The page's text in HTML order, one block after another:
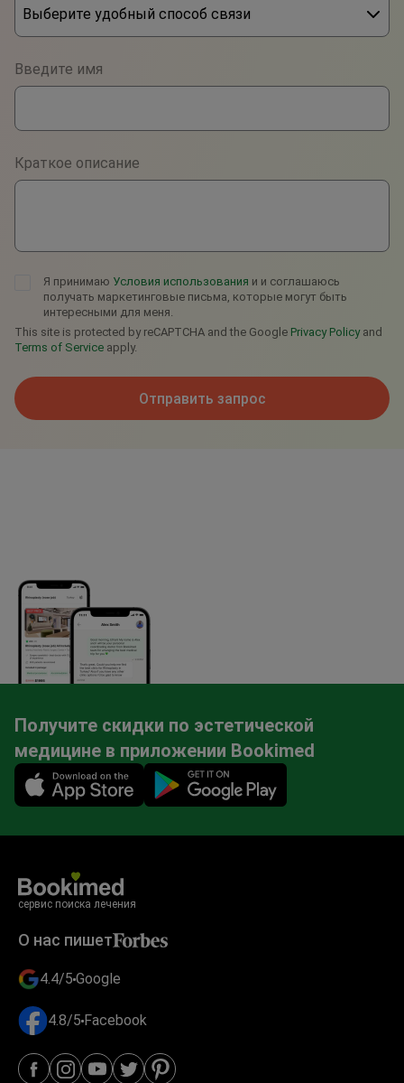
Выберите удобный способ связи
WhatsApp
Viber
Telegram
Введите имя
Краткое описание
Я принимаю Условия использования и и соглашаюсь
получать маркетинговые письма, которые могут быть
интересными для меня.
This site is protected by reCAPTCHA and the Google Privacy Policyand
Terms of Service apply.
Отправить запрос
Получите скидки по эстетической
медицине в приложении Bookimed
Mobile app illustration
сервис поиска лечения
О нас пишет
4.4/5 Google
4.8/5 Facebook